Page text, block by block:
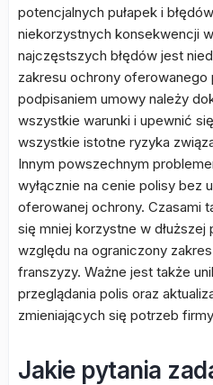
potencjalnych pułapek i
niekorzystnych konsekwencji
najczęstszych błędów jest
zakresu ochrony oferowanego
podpisaniem umowy należy
wszystkie warunki i upewnić
wszystkie istotne ryzyka
Innym powszechnym
wyłącznie na cenie polisy bez
oferowanej ochrony. Czasami
się mniej korzystne w
względu na ograniczony
franszyzy. Ważne jest także
przeglądania polis oraz
zmieniających się potrzeb
Jakie pytania